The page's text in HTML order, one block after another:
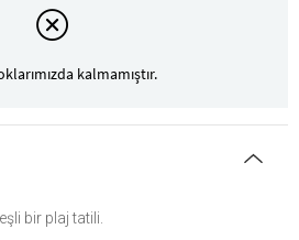
kalmamıştır.
bir plaj tatili.